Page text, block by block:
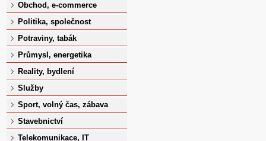
Obchod, e-commerce
Politika, společnost
Potraviny, tabák
Průmysl, energetika
Reality, bydlení
Služby
Sport, volný čas, zábava
Stavebnictví
Telekomunikace, IT